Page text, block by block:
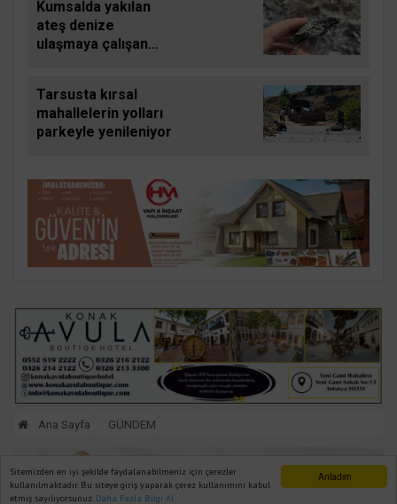
Anladım
Sitemizden en iyi şekilde faydalanabilmeniz için çerezler
kullanılmaktadır. Bu siteye giriş yaparak çerez kullanımını kabul
etmiş sayılıyorsunuz. Daha Fazla Bilgi Al
Kumsalda yakılan
ateş denize
ulaşmaya çalışan
Tarsusta kırsal
mahallelerin yolları
parkeyle yenileniyor
Ana Sayfa GÜNDEM
Ana Sayfa Web TV